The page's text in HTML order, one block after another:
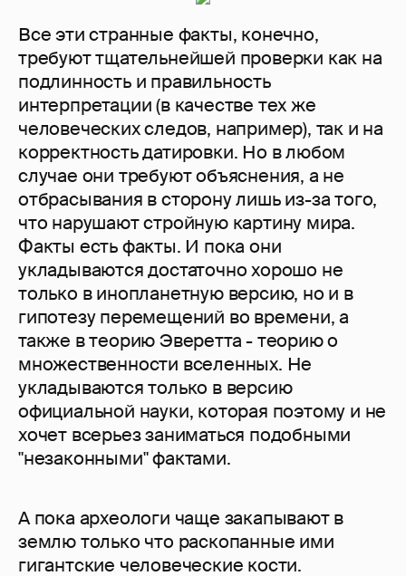
Все эти странные факты, конечно,
требуют тщательнейшей проверки как на
подлинность и правильность
интерпретации (в качестве тех же
человеческих следов, например), так и на
корректность датировки. Но в любом
случае они требуют объяснения, а не
отбрасывания в сторону лишь из-за того,
что нарушают стройную картину мира.
Факты есть факты. И пока они
укладываются достаточно хорошо не
только в инопланетную версию, но и в
гипотезу перемещений во времени, а
также в теорию Эверетта - теорию о
множественности вселенных. Не
укладываются только в версию
официальной науки, которая поэтому и не
хочет всерьез заниматься подобными
"незаконными" фактами.
А пока археологи чаще закапывают в
землю только что раскопанные ими
гигантские человеческие кости.